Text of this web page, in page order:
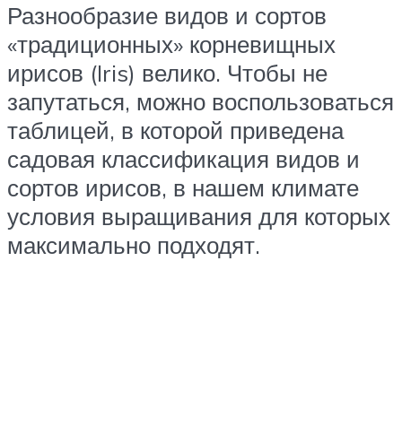
Разнообразие видов и сортов
«традиционных» корневищных
ирисов (Iris) велико. Чтобы не
запутаться, можно воспользоваться
таблицей, в которой приведена
садовая классификация видов и
сортов ирисов, в нашем климате
условия выращивания для которых
максимально подходят.